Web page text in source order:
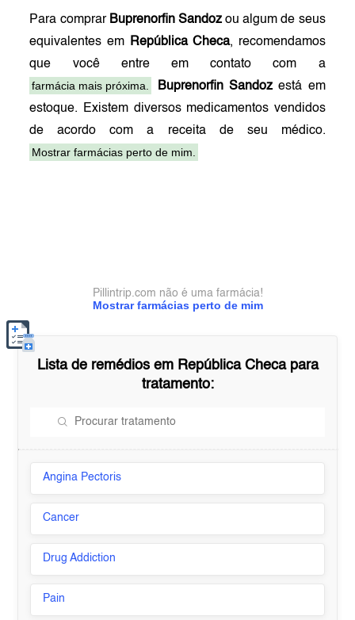
Para comprar Buprenorfin Sandozou algum de seus
equivalentes em
República Checa, recomendamos
que você entre em contato com a
farmácia mais próxima.
Buprenorfin Sandoz está em
estoque. Existem diversos medicamentos vendidos
de acordo com a receita de seu médico.
Mostrar farmácias perto de mim.
Mostrar farmácias perto de mim
Pillintrip.com não é uma farmácia!
Lista de remédios em República Checapara
tratamento:
Angina Pectoris
Cancer
Drug Addiction
Pain